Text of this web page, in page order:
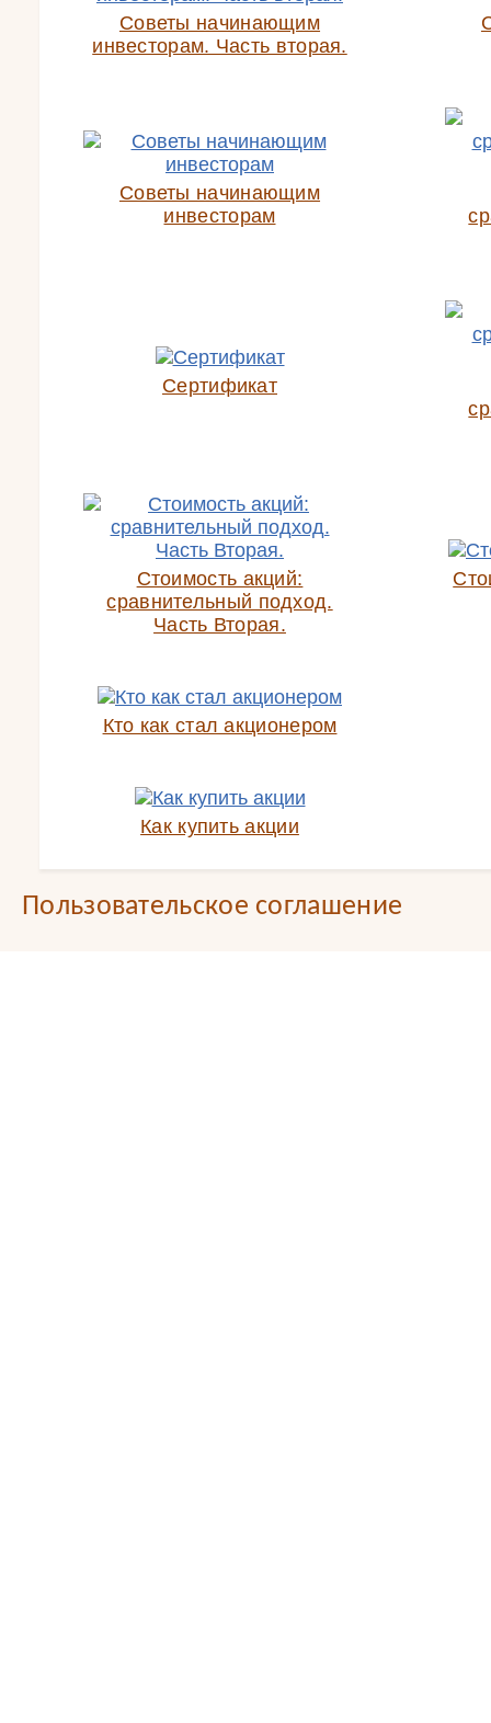
Советы начинающим
инвесторам. Часть вторая.
Советы начинающим
инвесторам
Сертификат
Стоимость акций:
сравнительный подход.
Часть Вторая.
Кто как стал акционером
Как купить акции
Пользовательское соглашение